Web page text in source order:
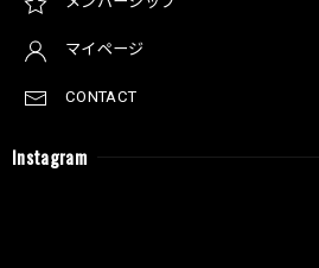
マイページ
CONTACT
Instagram